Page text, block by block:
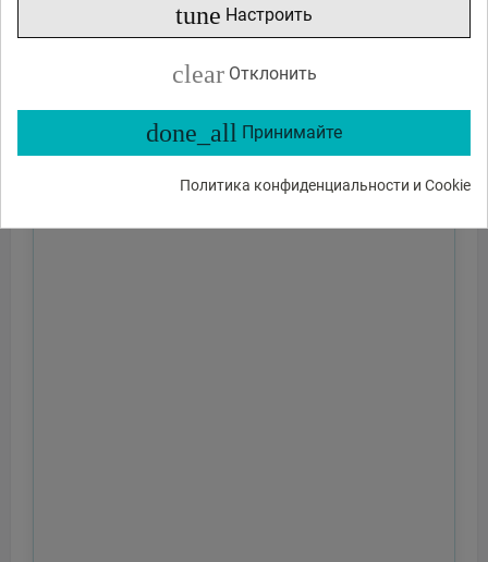
tune Настроить
clear Отклонить
done_all Принимайте
Политика конфиденциальности и Cookie